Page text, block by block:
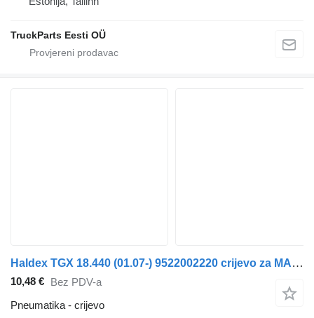
TruckParts Eesti OÜ
Haldex TGX 18.440 (01.07-) 9522002220 crijevo za MAN TGL, TGM, TGS, TGX (2005-2021) tegljača
10,48 € Bez PDV-a
Pneumatika - crijevo